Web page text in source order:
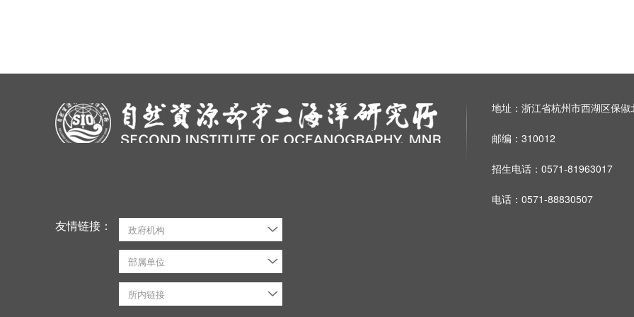
地址：浙江省杭州市西湖区保俶
邮编：310012
招生电话：0571-81963017
电话：0571-88830507
友情链接： 政府机构
部属单位
所内链接